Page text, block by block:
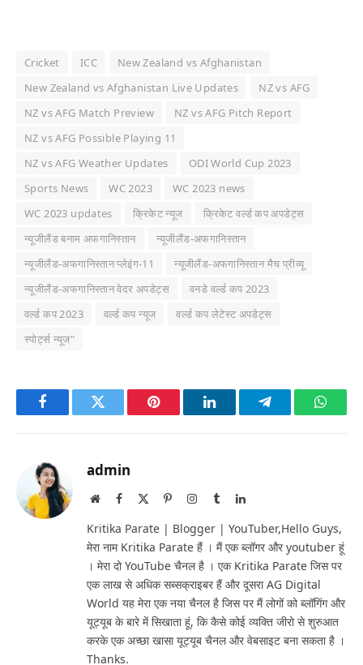
Cricket ICC
New Zealand vs Afghanistan
New Zealand vs Afghanistan Live Updates
NZ vs AFG
NZ vs AFG Match Preview
NZ vs AFG Pitch Report
NZ vs AFG Possible Playing 11
NZ vs AFG Weather Updates
ODI World Cup 2023
Sports News
WC 2023
WC 2023 news
WC 2023 updates
क्रिकेट न्यूज
क्रिकेट वर्ल्ड कप अपडेट्स
न्यूजीलैंड बनाम अफगानिस्तान
न्यूजीलैंड-अफगानिस्तान
न्यूजीलैंड-अफगानिस्तान प्लेइंग-11
न्यूजीलैंड-अफगानिस्तान मैच प्रीव्यू
न्यूजीलैंड-अफगानिस्तान वेदर अपडेट्स
वनडे वर्ल्ड कप 2023
वर्ल्ड कप 2023
वर्ल्ड कप न्यूज
वर्ल्ड कप लेटेस्ट अपडेट्स
स्पोर्ट्स न्यूज"
FacebookTwitter Pinterest LinkedInTelegram
admin
WebsiteFacebook PinterestInstagram
TumblrLinkedIn
Kritika Parate | Blogger | YouTuber,Hello Guys,
मेरा नाम Kritika Parate हैं । मैं एक ब्लॉगर और youtuber हूं
। मेरा दो YouTube चैनल है । एक Kritika Parate जिस पर
एक लाख से अधिक सब्सक्राइबर हैं और दूसरा AG Digital
World यह मेरा एक नया चैनल है जिस पर मैं लोगों को ब्लॉगिंग और
यूट्यूब के बारे में सिखाता हूं, कि कैसे कोई व्यक्ति जीरो से शुरुआत
करके एक अच्छा खासा यूट्यूब चैनल और वेबसाइट बना सकता है ।
Thanks.